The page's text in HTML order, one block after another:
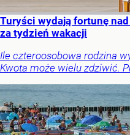
Turyści wydają fortunę nad
za tydzień wakacji
Ile czteroosobowa rodzina
Kwota może wielu zdziwić.